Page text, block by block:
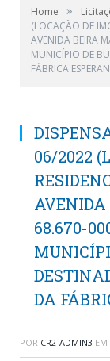
Home »
(LOCAÇÃO DE
AVENIDA BEIRA
MUNICÍPIO DE
FÁBRICA
06/2022
AVENIDA
68.670-
DA
POR CR2-ADMIN3 EM